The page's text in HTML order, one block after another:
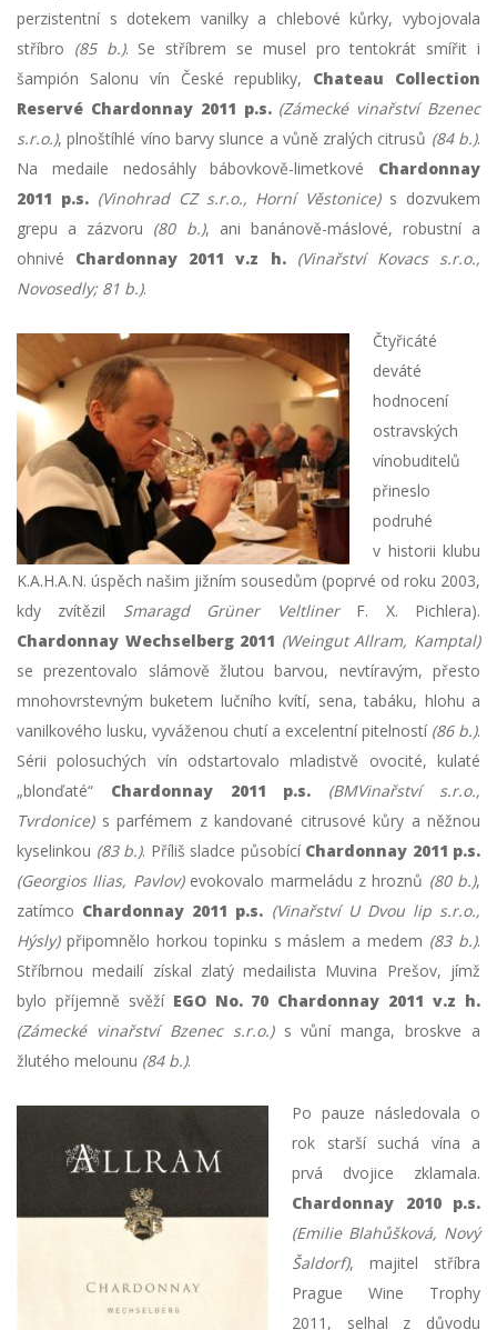
perzistentní s dotekem vanilky a chlebové kůrky, vybojovala
stříbro (85 b.). Se stříbrem se musel pro tentokrát smířit i
šampión Salonu vín České republiky, Chateau Collection
Reservé Chardonnay 2011 p.s. (Zámecké vinařství Bzenec
s.r.o.), plnoštíhlé víno barvy slunce a vůně zralých citrusů (84 b.).
Na medaile nedosáhly bábovkově-limetkové Chardonnay
2011 p.s. (Vinohrad CZ s.r.o., Horní Věstonice) s dozvukem
grepu a zázvoru (80 b.), ani banánově-máslové, robustní a
ohnivé Chardonnay 2011 v.z h. (Vinařství Kovacs s.r.o.,
Novosedly; 81 b.).
Čtyřicáté
deváté
hodnocení
ostravských
vínobuditelů
přineslo
podruhé
v historii klubu
K.A.H.A.N. úspěch našim jižním sousedům (poprvé od roku 2003,
kdy zvítězil Smaragd Grüner VeltlinerF. X. Pichlera).
Chardonnay Wechselberg 2011 (Weingut Allram, Kamptal)
se prezentovalo slámově žlutou barvou, nevtíravým, přesto
mnohovrstevným buketem lučního kvítí, sena, tabáku, hlohu a
vanilkového lusku, vyváženou chutí a excelentní pitelností (86 b.).
Sérii polosuchých vín odstartovalo mladistvě ovocité, kulaté
„blonďaté“ Chardonnay 2011 p.s. (BMVinařství s.r.o.,
Tvrdonice) s parfémem z kandované citrusové kůry a něžnou
kyselinkou (83 b.). Příliš sladce působící Chardonnay 2011 p.s.
(Georgios Ilias, Pavlov) evokovalo marmeládu z hroznů (80 b.),
zatímco Chardonnay 2011 p.s. (Vinařství U Dvou lip s.r.o.,
Hýsly) připomnělo horkou topinku s máslem a medem (83 b.).
Stříbrnou medailí získal zlatý medailista Muvina Prešov, jímž
bylo příjemně svěží EGO No. 70 Chardonnay 2011 v.z h.
(Zámecké vinařství Bzenec s.r.o.) s vůní manga, broskve a
žlutého melounu (84 b.).
Po pauze následovala o
rok starší suchá vína a
prvá dvojice zklamala.
Chardonnay 2010 p.s.
(Emilie Blahůšková, Nový
Šaldorf), majitel stříbra
Prague Wine Trophy
2011, selhal z důvodu